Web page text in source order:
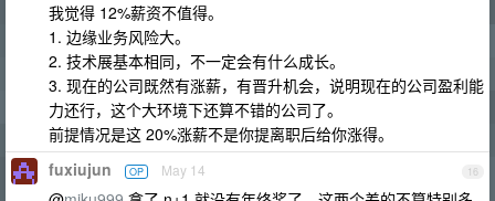
我觉得 12%薪资不值得。
1. 边缘业务风险大。
2. 技术展基本相同，不一定会有什么成长。
3. 现在的公司既然有涨薪，有晋升机会，说明现在的公司盈利能
力还行，这个大环境下还算不错的公司了。
前提情况是这 20%涨薪不是你提离职后给你涨得。
16
fuxiujun OP May 14